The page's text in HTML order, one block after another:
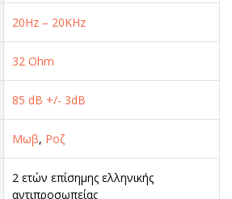
20Hz – 20KHz
32 Ohm
85 dB +/- 3dB
Μωβ, Ροζ
2 ετών επίσημης ελληνικής
αντιπροσωπείας